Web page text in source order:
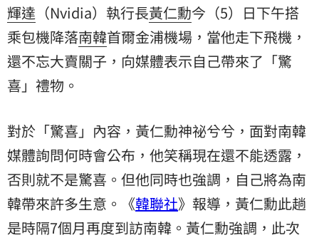
輝達 （Nvidia）執行長黃仁勳今（5）日下午搭
乘包機降落南韓首爾金浦機場，當他走下飛機，
還不忘大賣關子，向媒體表示自己帶來了「驚
喜」禮物。
對於「驚喜」內容，黃仁勳神祕兮兮，面對南韓
媒體詢問何時會公布，他笑稱現在還不能透露，
否則就不是驚喜。但他同時也強調，自己將為南
韓帶來許多生意。《韓聯社》報導，黃仁勳此趟
是時隔7個月再度到訪南韓。黃仁勳強調，此次